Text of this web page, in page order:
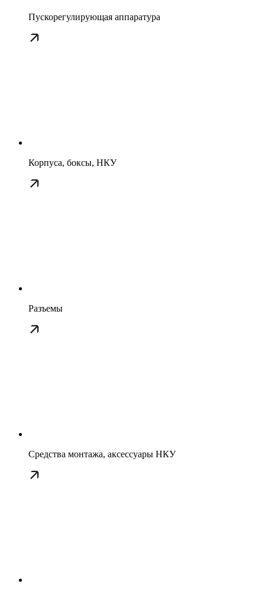
Пускорегулирующая аппаратура
Корпуса, боксы, НКУ
Разъемы
Средства монтажа, аксессуары НКУ